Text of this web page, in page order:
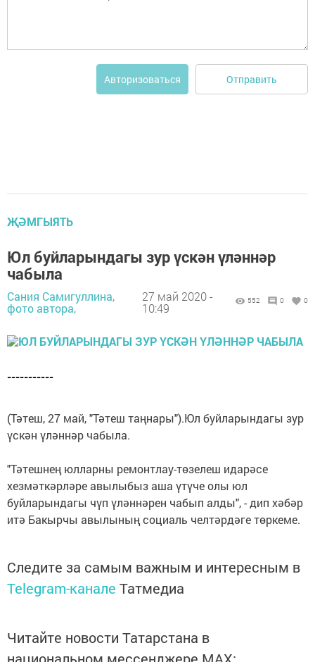
Авторизоваться Отправить
ҖӘМГЫЯТЬ
Юл буйларындагы зур үскән үләннәр
чабыла
Сания Самигуллина,
фото автора,
27 май 2020 -
10:49
552 0 0
-----------
(Тәтеш, 27 май, "Тәтеш таңнары").Юл буйларындагы зур
үскән үләннәр чабыла.
"Тәтешнең ­юлларны ремонтлау-төзелеш ида­рәсе
хезмәткәрләре авылыбыз аша үтүче олы ­­юл
буйларындагы чүп үләннәрен чабып алды", - дип хәбәр
итә Бакырчы авылының социаль челтәрдәге төркеме.
Следите за самым важным и интересным в
Telegram-канале Татмедиа
Читайте новости Татарстана в